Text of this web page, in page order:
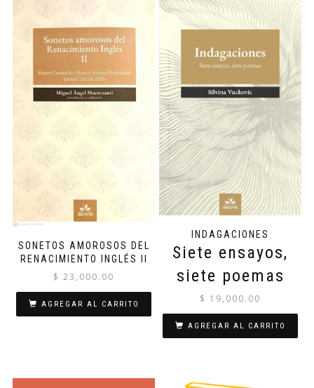
SONETOS AMOROSOS DEL
RENACIMIENTO INGLÉS II
$ 23,000.00
AGREGAR AL CARRITO
INDAGACIONES
Siete ensayos,
siete poemas
$ 19,000.00
AGREGAR AL CARRITO